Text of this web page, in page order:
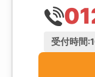
受付時間